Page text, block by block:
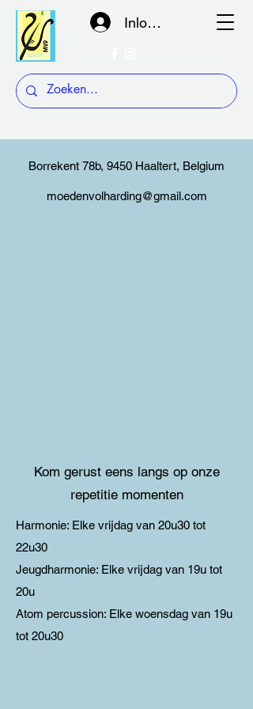
Inloggen
Borrekent 78b, 9450 Haaltert, Belgium
moedenvolharding@gmail.com
Kom gerust eens langs op onze
repetitie momenten
Harmonie: Elke vrijdag van 20u30 tot
22u30
Jeugdharmonie: Elke vrijdag van 19u tot
20u
Atom percussion: Elke woensdag van 19u
tot 20u30